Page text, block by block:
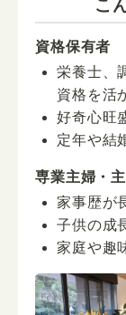
こ
資格保有者
栄養士、
資格を活
好奇心旺
定年や結
専業主婦・
家事歴が
子供の成
家庭や趣